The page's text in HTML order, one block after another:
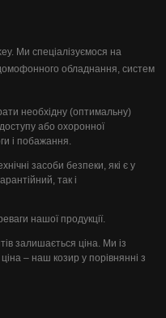
Ми спеціалізуємося на
обладнання, систем
необхідну (оптимальну)
або охоронної
і побажання.
засоби безпеки, які є у
так і
нашої продукції.
залишається ціна. Ми із
– наш козир у порівнянні з